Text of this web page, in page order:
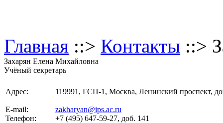
Главная ::> Контакты ::>
Захарян Елена Михайловна
Учёный секретарь
Адрес: 119991, ГСП-1, Москва, Ленинский проспект,
E-mail:
zakharyan@ips.ac.ru
Телефон:
+7 (495) 647-59-27, доб. 141